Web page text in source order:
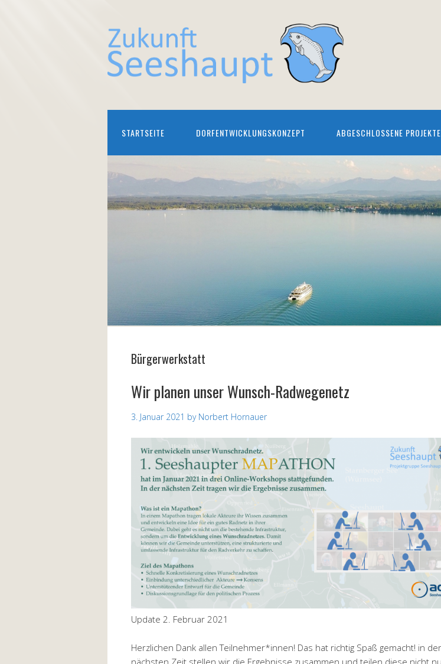
STARTSEITE DORFENTWICKLUNGSKONZEPT ABGESCHLOSSENE PROJEKTE
Bürgerwerkstatt
Wir planen unser Wunsch-Radwegenetz
3. Januar 2021 by Norbert Hornauer
Update 2. Februar 2021
Herzlichen Dank allen Teilnehmer*innen! Das hat richtig Spaß gemacht! in der